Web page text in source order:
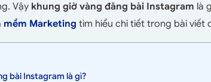
Vậy khung giờ vàng đăng bài Instagram là
mềm Marketing tìm hiểu chi tiết trong bài viết
bài Instagram là gì?